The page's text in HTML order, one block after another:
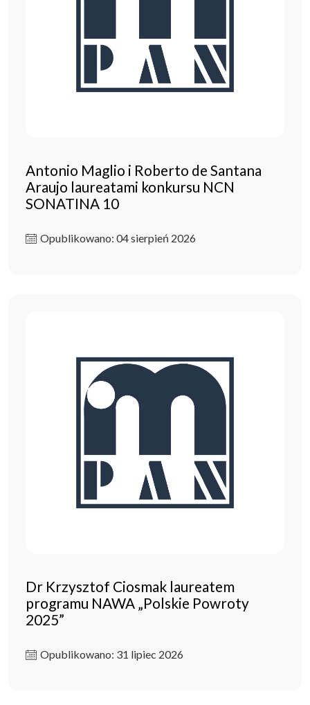
Antonio Maglio i Roberto de Santana
Araujo laureatami konkursu NCN
SONATINA 10
Opublikowano: 04 sierpień 2026
Dr Krzysztof Ciosmak laureatem
programu NAWA „Polskie Powroty
2025”
Opublikowano: 31 lipiec 2026